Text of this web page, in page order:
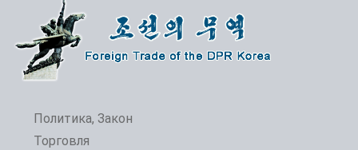
Политика, Закон
Торговля